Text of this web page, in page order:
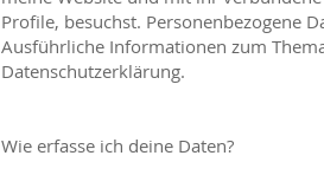
Profile, besuchst. Personenbezogene
Ausführliche Informationen zum
Datenschutzerklärung.
Wie erfasse ich deine Daten?